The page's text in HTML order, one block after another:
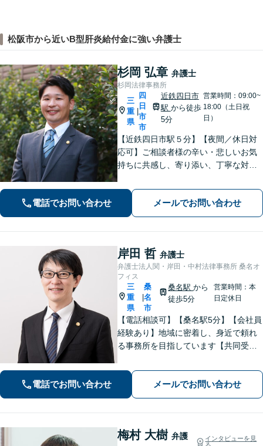
松阪市から近いB型肝炎給付金に強い弁護士
杉岡 弘章 弁護士
杉岡法律事務所
三
重
県
四
日
市
市
近鉄四日市
駅 から徒歩
5分
営業時間：09:00~
18:00（土日祝
日）
【近鉄四日市駅５分】【夜間／休日対
応可】ご相談者様の辛い・悲しいお気
持ちに共感し、寄り添い、丁寧な対応
相続／刑事事件など、幅広く対応【地
域に根ざした弁護士】お気軽にお問い
合わせください。
電話でお問い合わせ メールでお問い合わせ
岸田 哲 弁護士
弁護士法人関・岸田・中村法律事務所 桑名オ
フィス
三
重
県
桑
名
市
桑名駅から
徒歩5分
営業時間：本
日定休日
【電話相談可】【桑名駅5分】【会社員
経験あり】地域に密着し、身近で頼れ
る事務所を目指しています【共同受任
全力を尽くします。一人で悩まず、お
気軽にご相談ください【夜間土日相談
可（要予約）】
電話でお問い合わせ メールでお問い合わせ
梅村 大樹 弁護
インタビューを見
る